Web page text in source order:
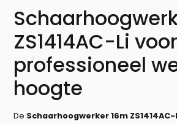
ZS1414AC-Li voor
professioneel
hoogte
De Schaarhoogwerker 16m ZS1414AC-